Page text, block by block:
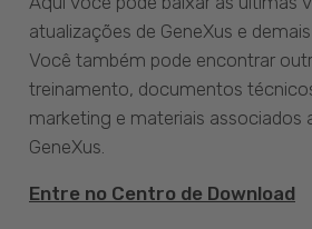
atualizações de GeneXus e
Você também pode encontrar
treinamento, documentos
marketing e materiais associados
GeneXus.
Entre no Centro de Download